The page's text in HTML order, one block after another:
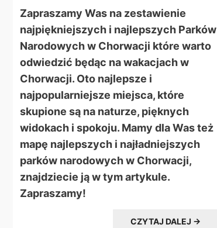
Zapraszamy Was na zestawienie
najpiękniejszych i najlepszych Parków
Narodowych w Chorwacji które warto
odwiedzić będąc na wakacjach w
Chorwacji. Oto najlepsze i
najpopularniejsze miejsca, które
skupione są na naturze, pięknych
widokach i spokoju. Mamy dla Was też
mapę najlepszych i najładniejszych
parków narodowych w Chorwacji,
znajdziecie ją w tym artykule.
Zapraszamy!
CZYTAJ DALEJ →